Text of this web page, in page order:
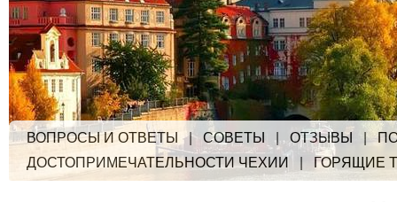
ВОПРОСЫ И ОТВЕТЫ | СОВЕТЫ | ОТЗЫВЫ |
ДОСТОПРИМЕЧАТЕЛЬНОСТИ ЧЕХИИ
ГОРЯЩИЕ